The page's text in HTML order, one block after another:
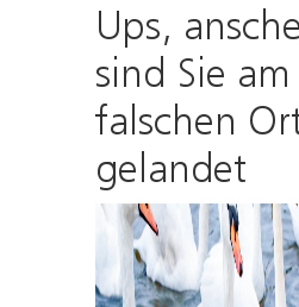
Ups,
sind Sie am
falschen
gelandet